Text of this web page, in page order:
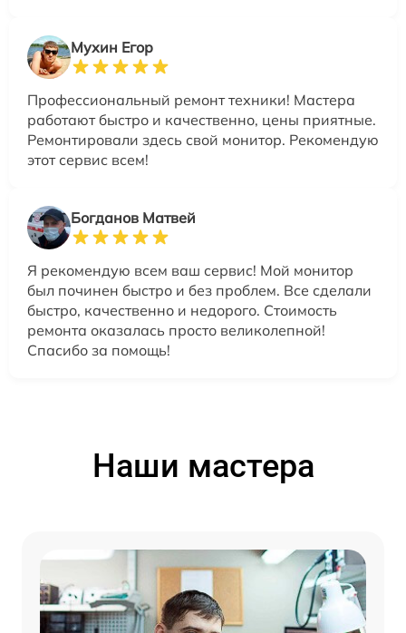
Мухин Егор
Профессиональный ремонт техники! Мастера
работают быстро и качественно, цены приятные.
Ремонтировали здесь свой монитор. Рекомендую
этот сервис всем!
Богданов Матвей
Я рекомендую всем ваш сервис! Мой монитор
был починен быстро и без проблем. Все сделали
быстро, качественно и недорого. Стоимость
ремонта оказалась просто великолепной!
Спасибо за помощь!
Наши мастера